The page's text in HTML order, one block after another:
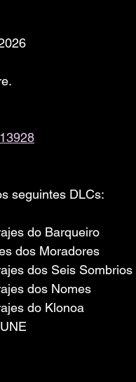
seguintes DLCs:
do Barqueiro
dos Moradores
dos Seis Sombrios
dos Nomes
do Klonoa